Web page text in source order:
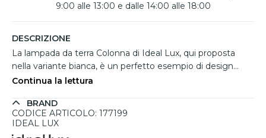
9:00 alle 13:00 e dalle 14:00 alle 18:00
DESCRIZIONE
La lampada da terra Colonna di Ideal Lux, qui proposta
nella variante bianca, è un perfetto esempio di design
minimalista e funzionalità. Con un’altezza imponente di
arricchire ambienti residenziali e commerciali, come
salotti, soggiorni moderni, uffici o hotel, garantendo
Continua la lettura
BRAND
CODICE ARTICOLO: 177199
IDEAL LUX